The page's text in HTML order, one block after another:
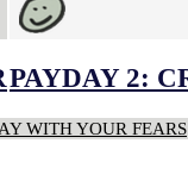
PAYDAY 2:
WITH YOUR FEARS